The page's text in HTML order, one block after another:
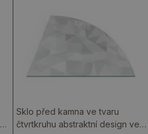
Sklo před kamna ve tvaru
čtvrtkruhu abstraktní design ve